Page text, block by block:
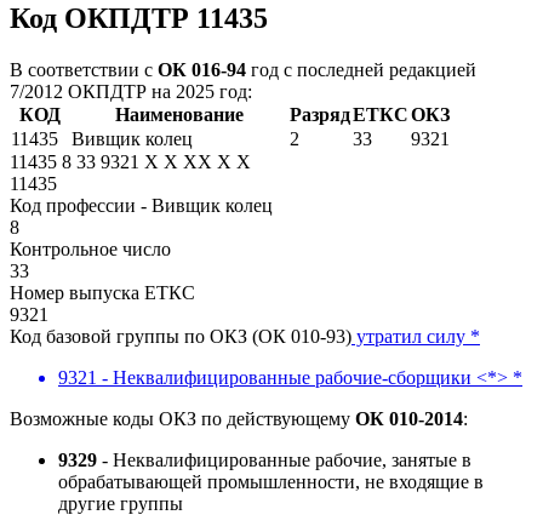
Код ОКПДТР 11435
В соответствии с ОК 016-94 год с последней редакцией
7/2012 ОКПДТР на 2025 год:
КОД
Наименование РазрядЕТКСОКЗ
11435
Вивщик колец 2 33
9321
11435 8 33 9321 X X XX X X
11435
Код профессии - Вивщик колец
8
Контрольное число
33
Номер выпуска ЕТКС
9321
Код базовой группы по ОКЗ (ОК 010-93) утратил силу *
9321 - Неквалифицированные рабочие-сборщики <*> *
Возможные коды ОКЗ по действующему ОК 010-2014:
9329 - Неквалифицированные рабочие, занятые в
обрабатывающей промышленности, не входящие в
другие группы